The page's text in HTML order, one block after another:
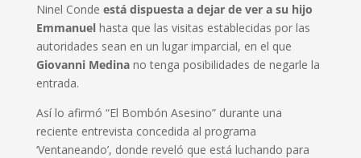
Ninel Conde está dispuesta a dejar de ver a su hijo
Emmanuelhasta que las visitas establecidas por las
autoridades sean en un lugar imparcial, en el que
Giovanni Medinano tenga posibilidades de negarle la
entrada.
Así lo afirmó “El Bombón Asesino” durante una
reciente entrevista concedida al programa
‘Ventaneando’, donde reveló que está luchando para